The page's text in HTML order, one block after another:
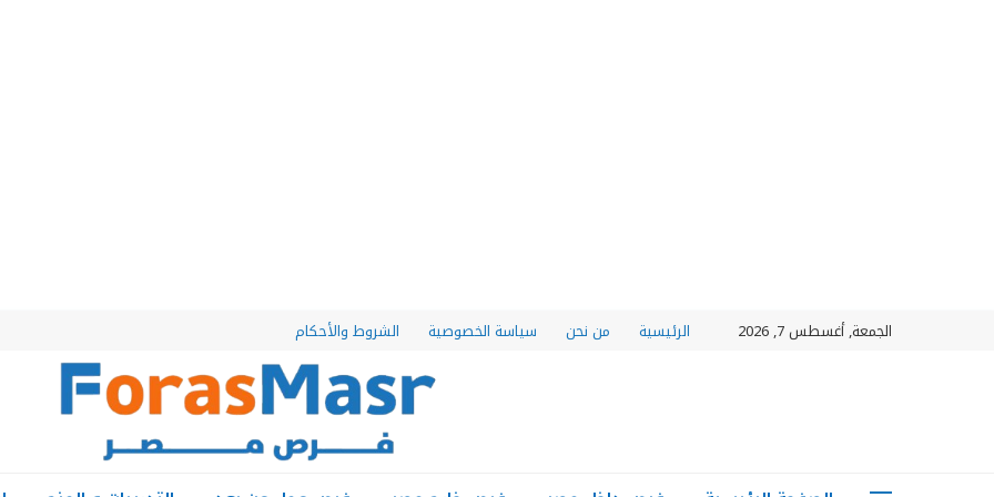
الجمعة, أغسطس 7, 2026 الرئيسية من نحن سياسة الخصوصية الشروط والأحكام